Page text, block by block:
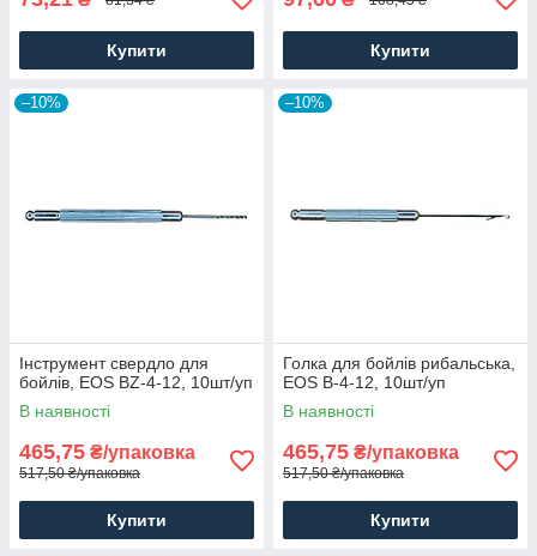
Купити Купити
–10%
Інструмент свердло для
бойлів, EOS BZ-4-12, 10шт/уп
В наявності
465,75 ₴/упаковка
517,50 ₴/упаковка
Купити
–10%
Голка для бойлів рибальська,
EOS B-4-12, 10шт/уп
В наявності
465,75 ₴/упаковка
517,50 ₴/упаковка
Купити